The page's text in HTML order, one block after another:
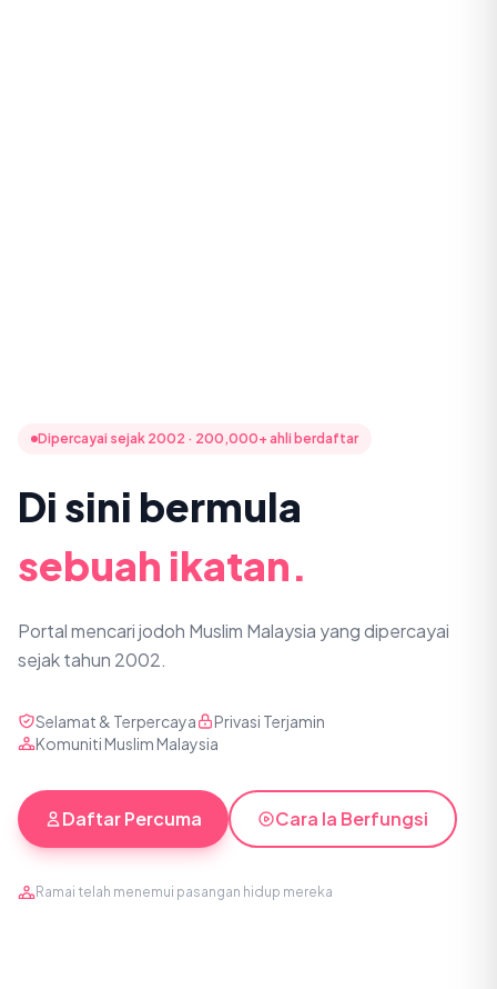
Dipercayai sejak 2002 · 200,000+ ahli berdaftar
Di sini bermula
sebuah ikatan.
Portal mencari jodoh Muslim Malaysia yang dipercayai
sejak tahun 2002.
Selamat & Terpercaya
Privasi Terjamin
Komuniti Muslim Malaysia
Daftar Percuma Cara Ia Berfungsi
Ramai telah menemui pasangan hidup mereka